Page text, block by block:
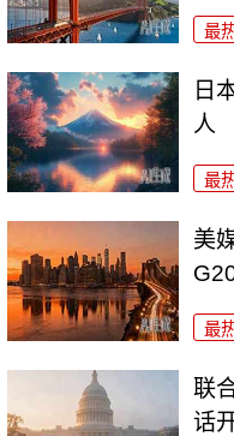
最
日
人
最
美
最
联
话